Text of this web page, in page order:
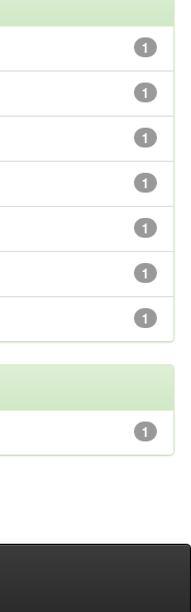
1
1
1
1
1
1
1
1